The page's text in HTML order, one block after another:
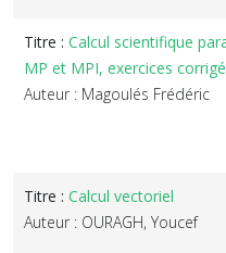
Titre : Calcul scientifique
MP et MPI, exercices
Auteur : Magoulés Frédéric
Titre : Calcul vectoriel
Auteur : OURAGH, Youcef